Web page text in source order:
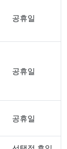
공휴일
공휴일
공휴일